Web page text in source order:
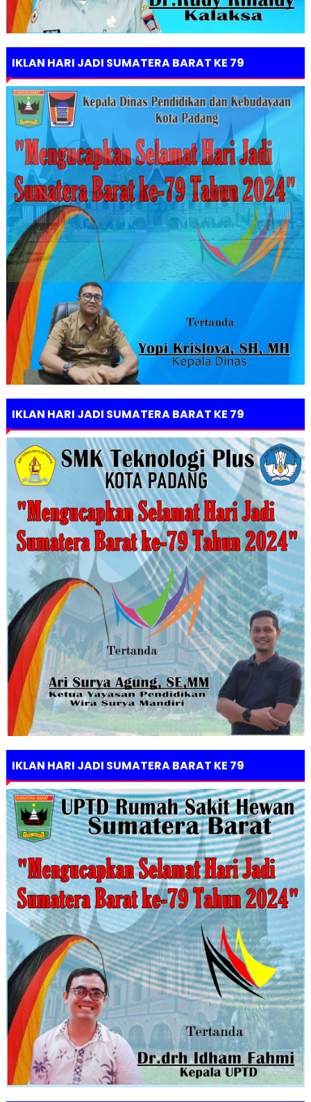
IKLAN HARI JADI SUMATERA BARAT KE 79
IKLAN HARI JADI SUMATERA BARAT KE 79
IKLAN HARI JADI SUMATERA BARAT KE 79